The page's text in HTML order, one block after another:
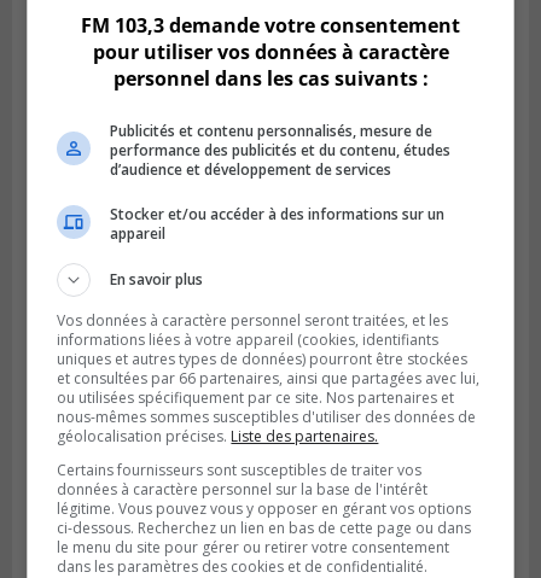
SAINT-HUBERT
L’ÉNA de Saint-Hubert pourrait vivre une
forte croissance
BOUCHERVILLE
Publié le 13 juillet 2026 à 10h43
Boucherville et le CSSP discutent d’une
Planification scolaire
FM 103,3 demande votre consentement
pour utiliser vos données à caractère
personnel dans les cas suivants :
Publicités et contenu personnalisés, mesure de
performance des publicités et du contenu, études
d’audience et développement de services
Stocker et/ou accéder à des informations sur un
appareil
En savoir plus
Vos données à caractère personnel seront traitées, et les
informations liées à votre appareil (cookies, identifiants
uniques et autres types de données) pourront être stockées
et consultées par 66 partenaires, ainsi que partagées avec lui,
ou utilisées spécifiquement par ce site. Nos partenaires et
nous-mêmes sommes susceptibles d'utiliser des données de
géolocalisation précises. Liste des partenaires.
Certains fournisseurs sont susceptibles de traiter vos
données à caractère personnel sur la base de l'intérêt
légitime. Vous pouvez vous y opposer en gérant vos options
ci-dessous. Recherchez un lien en bas de cette page ou dans
le menu du site pour gérer ou retirer votre consentement
dans les paramètres des cookies et de confidentialité.